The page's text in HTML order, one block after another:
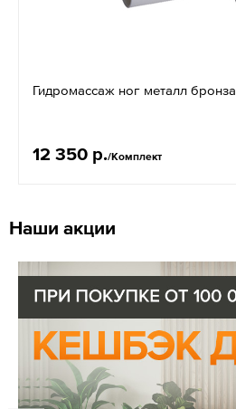
Гидромассаж ног металл бронза
12 350 р./Комплект
Наши акции